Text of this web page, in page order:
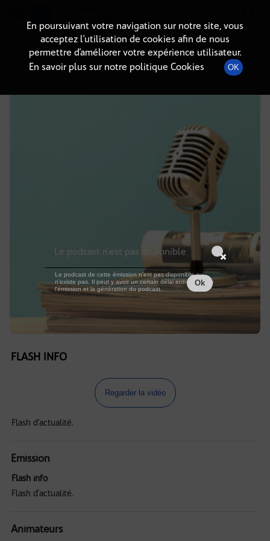
DÉTAILS DE L'ÉMISSION
FLASH INFO
Regarder la vidéo
Flash d'actualité.
Emission
Flash info
Flash d'actualité.
Animateurs
En poursuivant votre navigation sur notre site, vous
acceptez l’utilisation de cookies afin de nous
permettre d’améliorer votre expérience utilisateur.
En savoir plus sur notre politique Cookies
OK
Le podcast n'est pas disponible
Le podcast de cette émission n'est pas disponible ou
n'existe pas. Il peut y avoir un certain délai entre la fin de
l'émission et la génération du podcast.
Ok